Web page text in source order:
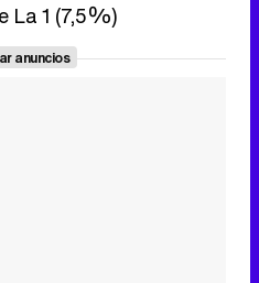
La 1 (7,5%)
anuncios